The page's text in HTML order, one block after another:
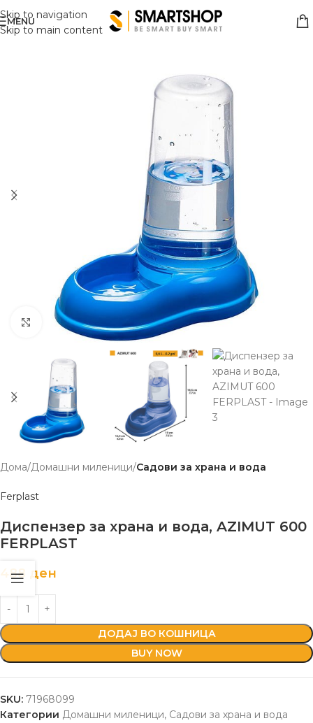
Skip to navigation
Skip to main content
MENU
Click to enlarge
Дома Домашни миленици Садови за храна и вода
Ferplast
Диспензер за храна и вода, AZIMUT 600
FERPLAST
488 ден
ДОДАЈ ВО КОШНИЦА
BUY NOW
SKU: 71968099
Категории Домашни миленици, Садови за храна и вода